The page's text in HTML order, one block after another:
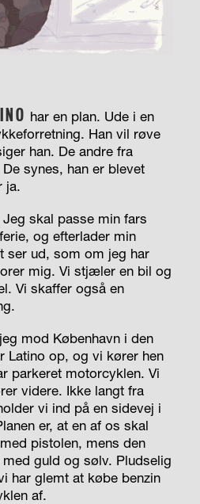
har en plan. Ude i en
Han vil røve
han. De andre fra
synes, han er blevet
ja.
skal passe min fars
og efterlader min
ser ud, som om jeg har
mig. Vi stjæler en bil og
Vi skaffer også en
mod København i den
Latino op, og vi kører hen
parkeret motorcyklen. Vi
videre. Ikke langt fra
vi ind på en sidevej i
er, at en af os skal
pistolen, mens den
guld og sølv. Pludselig
har glemt at købe benzin
af.